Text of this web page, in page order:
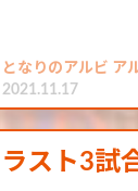
となりのアルビ ア
2021.11.17
ラスト3試